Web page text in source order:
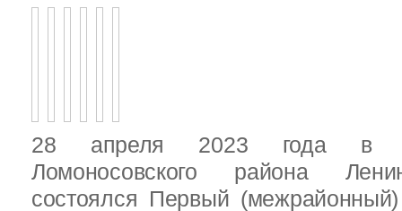
28 апреля 2023 года в
Ломоносовского района
состоялся Первый